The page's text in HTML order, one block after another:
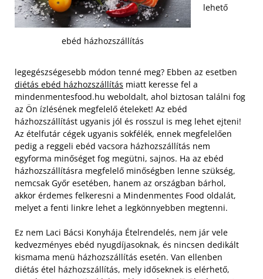
ebéd házhozszállítás
lehető
legegészségesebb módon tenné meg? Ebben az esetben
diétás ebéd házhozszállítás miatt keresse fel a
mindenmentesfood.hu weboldalt, ahol biztosan találni fog
az Ön ízlésének megfelelő ételeket! Az ebéd
házhozszállítást ugyanis jól és rosszul is meg lehet ejteni!
Az ételfutár cégek ugyanis sokfélék, ennek megfelelően
pedig a reggeli ebéd vacsora házhozszállítás nem
egyforma minőséget fog megütni, sajnos. Ha az ebéd
házhozszállításra megfelelő minőségben lenne szükség,
nemcsak Győr esetében, hanem az országban bárhol,
akkor érdemes felkeresni a Mindenmentes Food oldalát,
melyet a fenti linkre lehet a legkönnyebben megtenni.
Ez nem Laci Bácsi Konyhája Ételrendelés, nem jár vele
kedvezményes ebéd nyugdíjasoknak, és nincsen dedikált
kismama menü házhozszállítás esetén. Van ellenben
diétás étel házhozszállítás, mely időseknek is elérhető,